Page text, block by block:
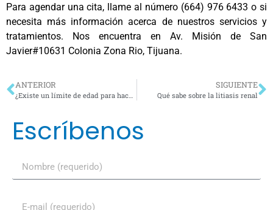
Para agendar una cita, llame al número (664) 976 6433 o si
necesita más información acerca de nuestros servicios y
tratamientos. Nos encuentra en Av. Misión de San
Javier#10631 Colonia Zona Rio, Tijuana.
ANTERIOR
¿Existe un límite de edad para hacerse la vasectomía reversible?
SIGUIENTE
Qué sabe sobre la litiasis renal
Escríbenos